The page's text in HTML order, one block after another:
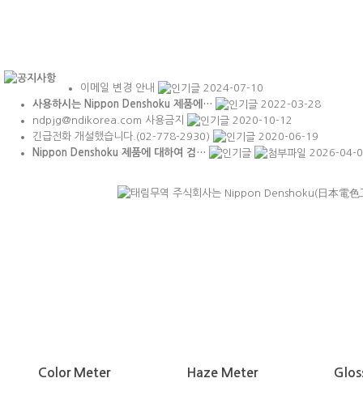
이메일 변경 안내
2024-07-10
사용하시는 Nippon Denshoku 제품에…
2022-03-28
ndpjg@ndikorea.com 사용금지
2020-10-12
긴급전화 개설했습니다.(02-778-2930)
2020-06-19
Nippon Denshoku 제품에 대하여 검…
2026-04-
Color Meter Haze Meter